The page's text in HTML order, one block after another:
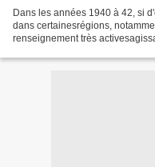
Dans les années 1940 à 42, si
dans certainesrégions,
renseignement très